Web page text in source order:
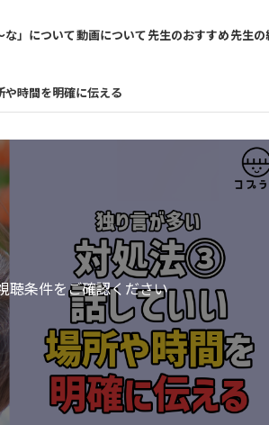
な」について動画について先生のおすすめ先生の
時間を明確に伝える
聴条件をご確認ください